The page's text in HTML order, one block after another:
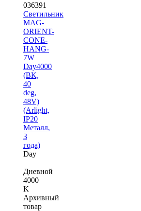
036391
Светильник
MAG-
ORIENT-
CONE-
HANG-
7W
Day4000
(BK,
40
deg,
48V)
(Arlight,
IP20
Металл,
3
года)
Day
|
Дневной
4000
K
Архивный
товар